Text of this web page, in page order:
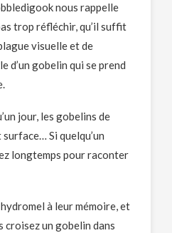
nous rappelle
trop réfléchir, qu’il suffit
visuelle et de
d’un gobelin qui se prend
jour, les gobelins de
Si quelqu’un
longtemps pour raconter
à leur mémoire, et
croisez un gobelin dans